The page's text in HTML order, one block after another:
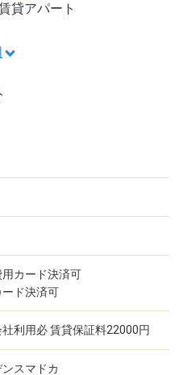
貸アパート
カード決済可
ド決済可
利用必 賃貸保証料22000円
ンスマドカ